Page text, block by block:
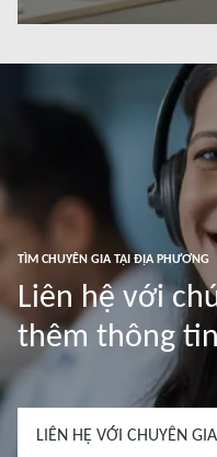
TÌM CHUYÊN GIA TẠI ĐỊA PHƯƠNG
Liên hệ với
thêm thông tin
LIÊN HỆ VỚI CHUYÊN GIA